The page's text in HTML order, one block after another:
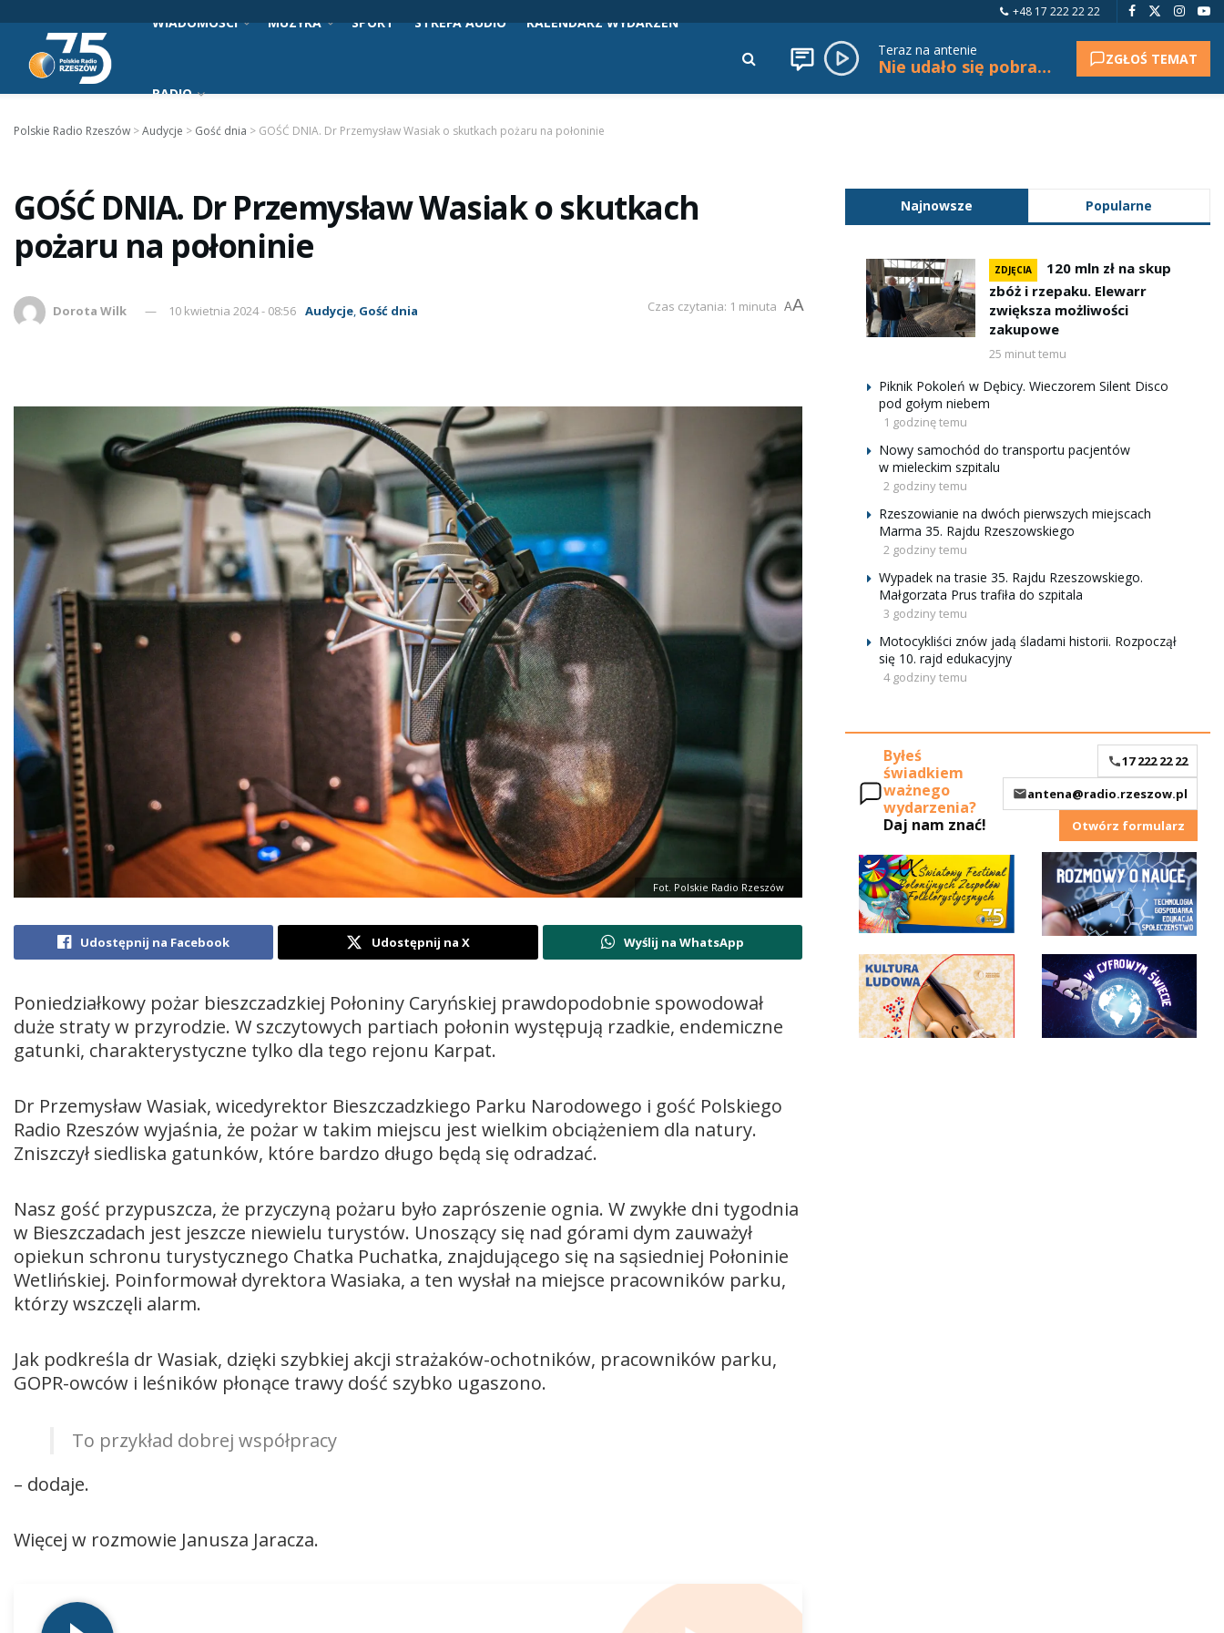
+48 17 222 22 22
WIADOMOŚCI MUZYKA SPORT STREFA AUDIO KALENDARZ WYDARZEŃ
RADIO
Teraz na antenie
Nie udało się pobrać tytułu. ZGŁOŚ TEMAT
Polskie Radio Rzeszów >Audycje > Gość dnia > GOŚĆ DNIA. Dr Przemysław Wasiak o skutkach pożaru na połoninie
GOŚĆ DNIA. Dr Przemysław Wasiak o skutkach
pożaru na połoninie
Dorota Wilk 10 kwietnia 2024 - 08:56 Audycje, Gość dnia Czas czytania: 1 minuta AA
Fot. Polskie Radio Rzeszów
Udostępnij na Facebook Udostępnij na X Wyślij na WhatsApp
Poniedziałkowy pożar bieszczadzkiej Połoniny Caryńskiej prawdopodobnie spowodował
duże straty w przyrodzie. W szczytowych partiach połonin występują rzadkie, endemiczne
gatunki, charakterystyczne tylko dla tego rejonu Karpat.
Dr Przemysław Wasiak, wicedyrektor Bieszczadzkiego Parku Narodowego i gość Polskiego
Radio Rzeszów wyjaśnia, że pożar w takim miejscu jest wielkim obciążeniem dla natury.
Zniszczył siedliska gatunków, które bardzo długo będą się odradzać.
Nasz gość przypuszcza, że przyczyną pożaru było zaprószenie ognia. W zwykłe dni tygodnia
w Bieszczadach jest jeszcze niewielu turystów. Unoszący się nad górami dym zauważył
opiekun schronu turystycznego Chatka Puchatka, znajdującego się na sąsiedniej Połoninie
Wetlińskiej. Poinformował dyrektora Wasiaka, a ten wysłał na miejsce pracowników parku,
którzy wszczęli alarm.
Jak podkreśla dr Wasiak, dzięki szybkiej akcji strażaków-ochotników, pracowników parku,
GOPR-owców i leśników płonące trawy dość szybko ugaszono.
To przykład dobrej współpracy
– dodaje.
Więcej w rozmowie Janusza Jaracza.
plików
Najnowsze Popularne
ZDJĘCIA
120 mln zł na skup
zbóż i rzepaku. Elewarr
zwiększa możliwości
zakupowe
25 minut temu
Piknik Pokoleń w Dębicy. Wieczorem Silent Disco
pod gołym niebem
1 godzinę temu
Nowy samochód do transportu pacjentów
w mieleckim szpitalu
2 godziny temu
Rzeszowianie na dwóch pierwszych miejscach
Marma 35. Rajdu Rzeszowskiego
2 godziny temu
Wypadek na trasie 35. Rajdu Rzeszowskiego.
Małgorzata Prus trafiła do szpitala
3 godziny temu
Motocykliści znów jadą śladami historii. Rozpoczął
się 10. rajd edukacyjny
4 godziny temu
Byłeś
świadkiem
ważnego
wydarzenia?
Daj nam znać!
17 222 22 22
antena@radio.rzeszow.pl
Otwórz formularz